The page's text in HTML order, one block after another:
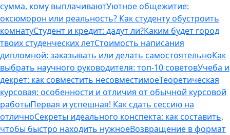
сумма, кому выплачиваютУютное общежитие:
оксюморон или реальность? Как студенту обустроить
комнатуСтудент и кредит: дадут ли?Каким будет город
твоих студенческих летСтоимость написания
дипломной: заказывать или делать самостоятельноКак
выбрать научного руководителя: топ-10 советовУчеба и
декрет: как совместить несовместимоеТеоретическая
курсовая: особенности и отличия от обычной курсовой
работыПервая и успешная! Как сдать сессию на
отличноСекреты идеального конспекта: как составить,
чтобы быстро находить нужноеВозвращение в формат